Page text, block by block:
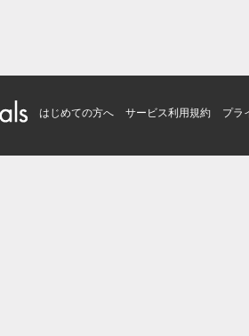
はじめての方へ サービス利用規約 プラ